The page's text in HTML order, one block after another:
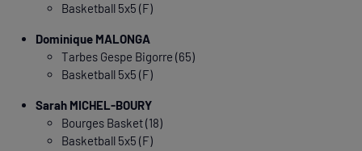
Basketball 5x5 (F)
Dominique MALONGA
Tarbes Gespe Bigorre (65)
Basketball 5x5 (F)
Sarah MICHEL-BOURY
Bourges Basket (18)
Basketball 5x5 (F)